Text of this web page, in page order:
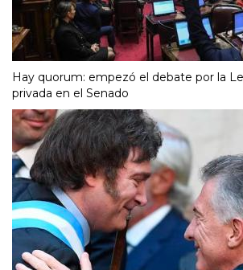
Hay quorum: empezó el debate por la
privada en el Senado